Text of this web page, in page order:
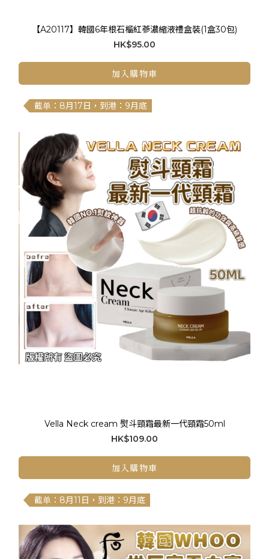
【A20117】韓國6年根石榴紅蔘濃縮液禮盒裝(1盒30包)
HK$95.00
加入購物車
截单：8月17日，到港：9月底
Vella Neck cream 熨斗頸霜最新一代頸霜50ml
HK$109.00
加入購物車
截单：8月11日，到港：9月底